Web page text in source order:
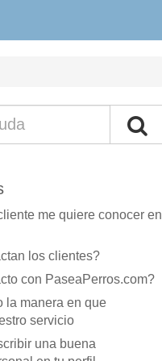
me quiere conocer en
los clientes?
con PaseaPerros.com?
la manera en que
servicio
una buena